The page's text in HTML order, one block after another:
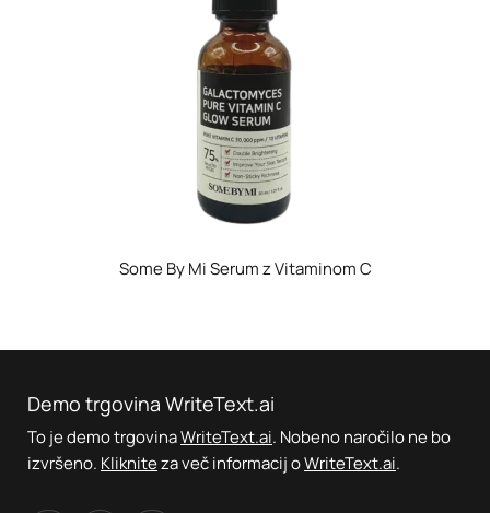
Some By Mi Serum z Vitaminom C
Demo trgovina WriteText.ai
To je demo trgovinaWriteText.ai. Nobeno naročilo ne bo
izvršeno. Klikniteza več informacij oWriteText.ai.